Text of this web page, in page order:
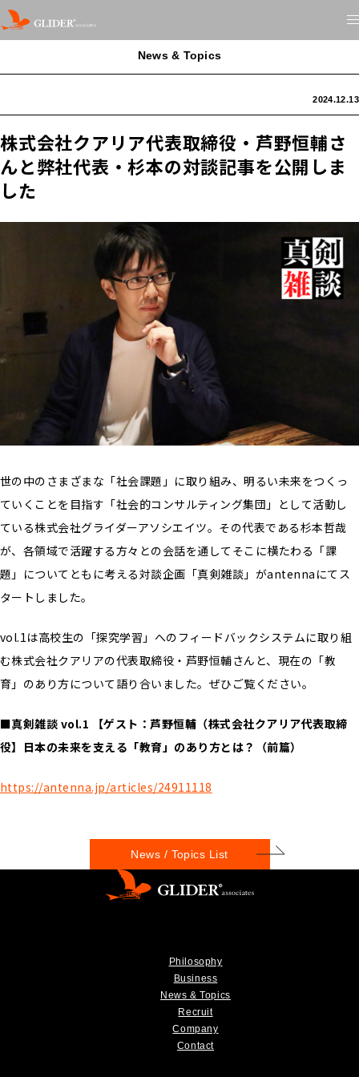
News & Topics
2024.12.13
株式会社クアリア代表取締役・芦野恒輔さ
んと弊社代表・杉本の対談記事を公開しま
した
世の中のさまざまな「社会課題」に取り組み、明るい未来をつくっ
ていくことを目指す「社会的コンサルティング集団」として活動し
ている株式会社グライダーアソシエイツ。その代表である杉本哲哉
が、各領域で活躍する方々との会話を通してそこに横たわる「課
題」についてともに考える対談企画「真剣雑談」がantennaにてス
タートしました。
vol.1は高校生の「探究学習」へのフィードバックシステムに取り組
む株式会社クアリアの代表取締役・芦野恒輔さんと、現在の「教
育」のあり方について語り合いました。ぜひご覧ください。
■真剣雑談 vol.1 【ゲスト：芦野恒輔（株式会社クアリア代表取締
役】日本の未来を支える「教育」のあり方とは？（前篇）
https://antenna.jp/articles/24911118
News / Topics List
Philosophy
Business
News & Topics
Recruit
Company
Contact